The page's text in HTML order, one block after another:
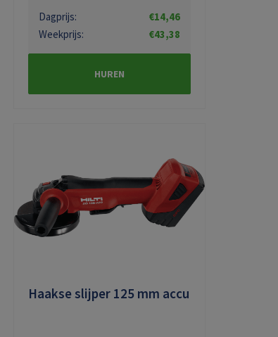
Dagprijs:
€14,46
Weekprijs:
€43,38
HUREN
Haakse slijper 125 mm accu